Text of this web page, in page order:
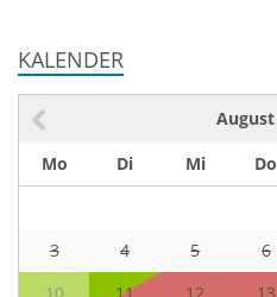
KALENDER
August
Mo
Di Mi Do
3
4 5 6